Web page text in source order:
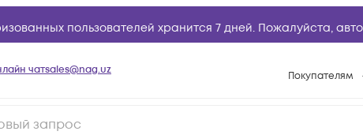
пользователей хранится 7 дней. Пожалуйста,
чатsales@nag.uz Покупателям